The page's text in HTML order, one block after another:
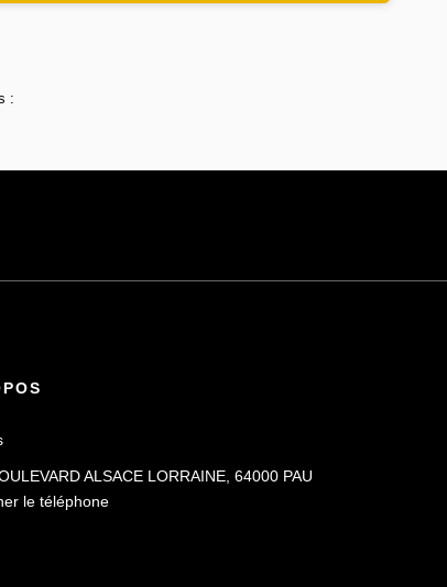
:
ALSACE LORRAINE, 64000 PAU
le téléphone